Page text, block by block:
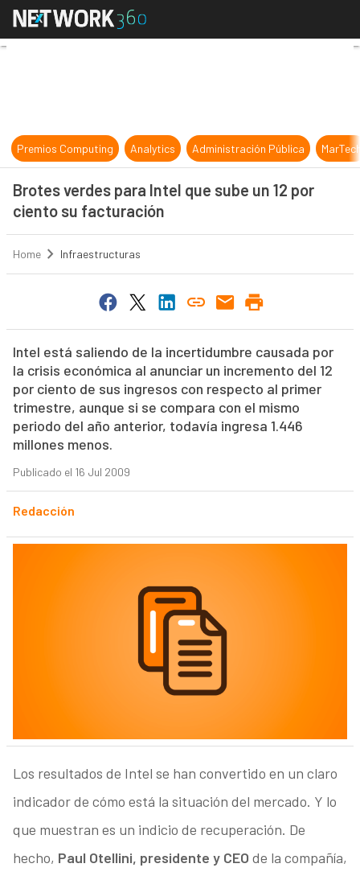
Brotes verdes para Intel que
Premios Computing Analytics Administración Pública
Brotes verdes para Intel que sube un 12 por
ciento su facturación
Home Infraestructuras
Intel está saliendo de la incertidumbre causada por
la crisis económica al anunciar un incremento del 12
por ciento de sus ingresos con respecto al primer
trimestre, aunque si se compara con el mismo
periodo del año anterior, todavía ingresa 1.446
millones menos.
Publicado el 16 Jul 2009
Redacción
Los resultados de Intel se han convertido en un claro
indicador de cómo está la situación del mercado. Y lo
que muestran es un indicio de recuperación. De
hecho, Paul Otellini, presidente y CEO de la compañía,